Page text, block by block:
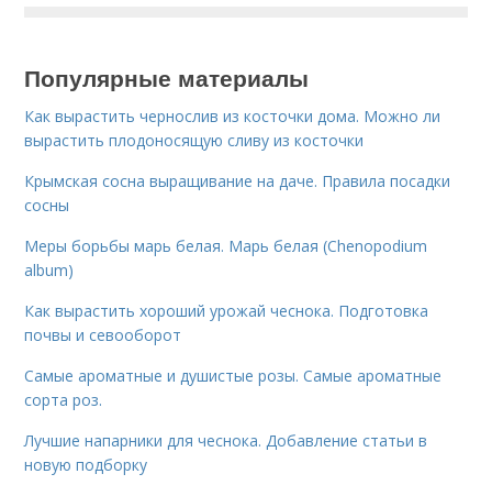
Популярные материалы
Как вырастить чернослив из косточки дома. Можно ли
вырастить плодоносящую сливу из косточки
Крымская сосна выращивание на даче. Правила посадки
сосны
Меры борьбы марь белая. Марь белая (Chenopodium
album)
Как вырастить хороший урожай чеснока. Подготовка
почвы и севооборот
Самые ароматные и душистые розы. Самые ароматные
сорта роз.
Лучшие напарники для чеснока. Добавление статьи в
новую подборку